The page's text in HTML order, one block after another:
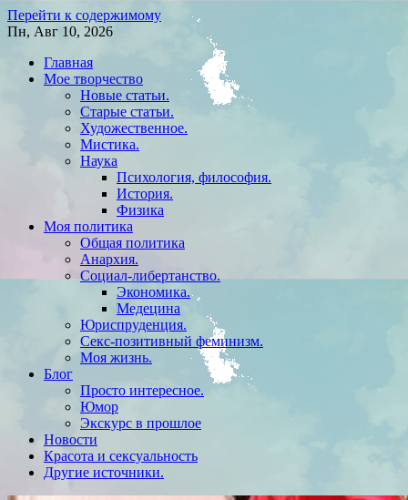
Перейти к содержимому
Пн, Авг 10, 2026
Главная
Мое творчество
Новые статьи.
Старые статьи.
Художественное.
Мистика.
Наука
Психология, философия.
История.
Физика
Моя политика
Общая политика
Анархия.
Социал-либертанство.
Экономика.
Медецина
Юриспруденция.
Секс-позитивный феминизм.
Моя жизнь.
Блог
Просто интересное.
Юмор
Экскурс в прошлое
Новости
Красота и сексуальность
Другие источники.